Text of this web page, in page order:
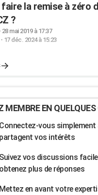
la remise à zéro
?
28 mai 2019 à 17:37
17 déc. 2024 à 15:23
MEMBRE EN
Connectez-vous simplement
partagent vos intérêts
Suivez vos discussions
obtenez plus de réponses
Mettez en avant votre